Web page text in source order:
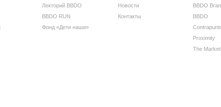
Лекторий BBDO
BBDO RUN
Фонд «Дети наши»
Новости
Контакты
BBDO
BBDO
Proximity
The